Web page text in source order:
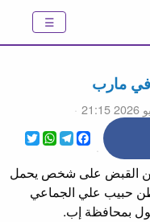
في مارب
Twitter
WhatsApp
Telegram
Facebook
من القبض على شخص يحمل
حبيب علي الجماعي
بمحافظة إب.